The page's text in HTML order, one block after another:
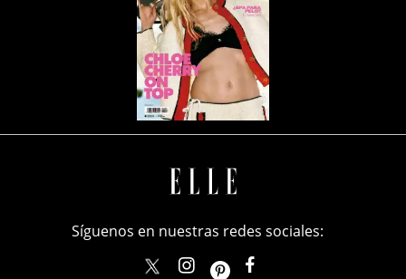
Síguenos en nuestras redes sociales:
elle_mexicoellemexico